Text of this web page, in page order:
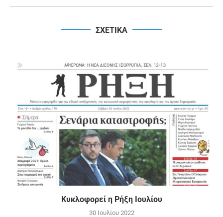
ΣΧΕΤΙΚΑ
Κυκλοφορεί η Ρήξη Ιουλίου
30 Ιουλίου 2022